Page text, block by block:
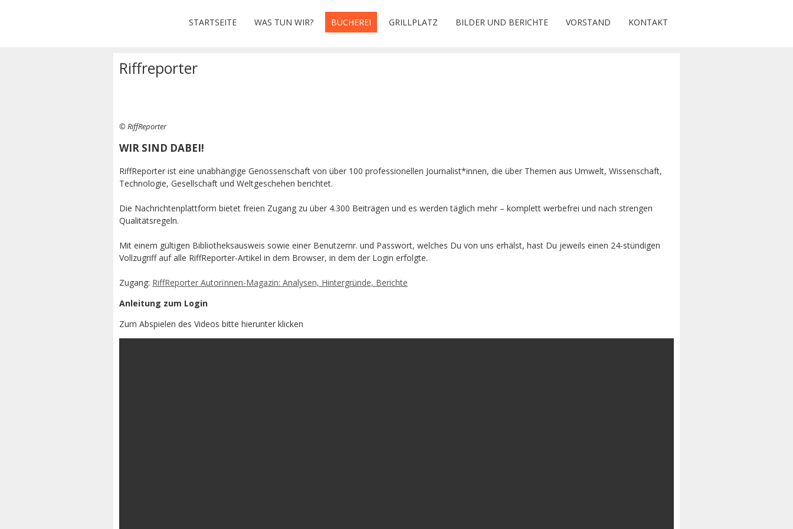
STARTSEITE WAS TUN WIR? BÜCHEREI GRILLPLATZ BILDER UND BERICHTE VORSTAND KONTAKT
Riffreporter
© RiffReporter
WIR SIND DABEI!
RiffReporter ist eine unabhängige Genossenschaft von über 100 professionellen Journalist*innen, die über Themen aus Umwelt, Wissenschaft,
Technologie, Gesellschaft und Weltgeschehen berichtet.
Die Nachrichtenplattform bietet freien Zugang zu über 4.300 Beiträgen und es werden täglich mehr – komplett werbefrei und nach strengen
Qualitätsregeln.
Mit einem gültigen Bibliotheksausweis sowie einer Benutzernr. und Passwort, welches Du von uns erhälst, hast Du jeweils einen 24-stündigen
Vollzugriff auf alle RiffReporter-Artikel in dem Browser, in dem der Login erfolgte.
Zugang: RiffReporter Autorïnnen-Magazin: Analysen, Hintergründe, Berichte
Anleitung zum Login
Zum Abspielen des Videos bitte hierunter klicken